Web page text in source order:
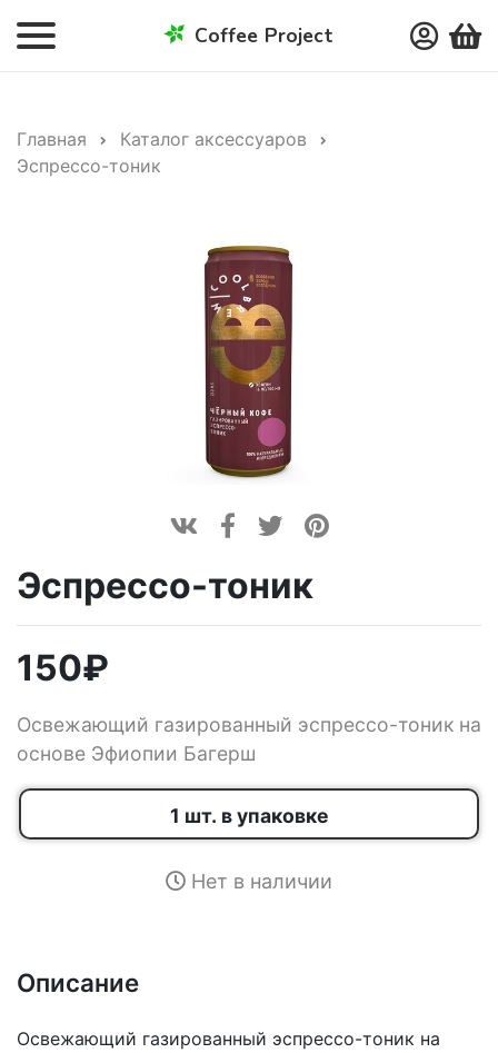
Coffee Project
Главная
Каталог аксессуаров
Эспрессо-тоник
Эспрессо-тоник
150₽
Освежающий газированный эспрессо-тоник на
основе Эфиопии Багерш
1 шт. в упаковке
Нет в наличии
Описание
Освежающий газированный эспрессо-тоник на